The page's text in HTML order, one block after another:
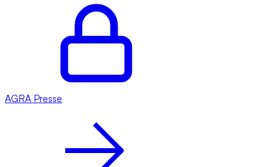
AGRA Presse